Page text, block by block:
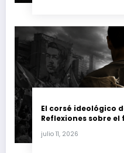
El corsé ideológico
Reflexiones sobre
julio 11, 2026